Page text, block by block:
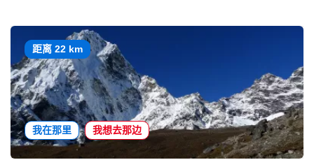
距离 22 km
我在那里 我想去那边